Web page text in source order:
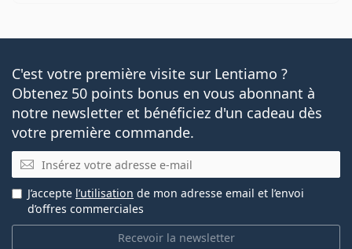
C'est votre première visite sur Lentiamo ?
Obtenez 50 points bonus en vous abonnant à
notre newsletter et bénéficiez d'un cadeau dès
votre première commande.
E-mail
Recevoir la newsletter
J’accepte l’utilisation de mon adresse email et l’envoi
d’offres commerciales